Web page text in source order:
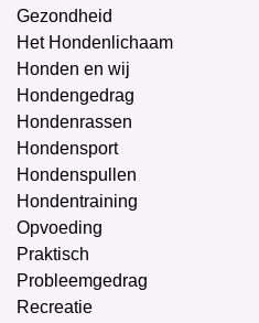
Gezondheid
Het Hondenlichaam
Honden en wij
Hondengedrag
Hondenrassen
Hondensport
Hondenspullen
Hondentraining
Opvoeding
Praktisch
Probleemgedrag
Recreatie